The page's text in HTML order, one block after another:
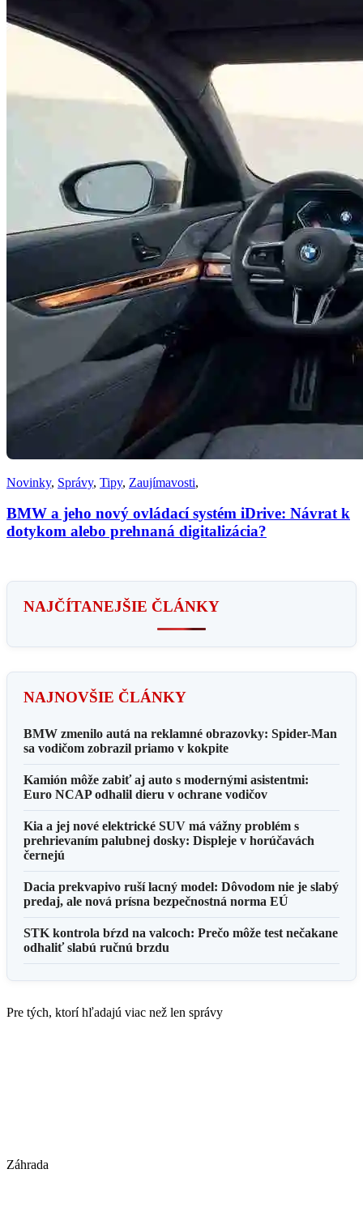
Novinky, Správy, Tipy, Zaujímavosti,
BMW a jeho nový ovládací systém iDrive: Návrat k
dotykom alebo prehnaná digitalizácia?
NAJČÍTANEJŠIE ČLÁNKY
NAJNOVŠIE ČLÁNKY
BMW zmenilo autá na reklamné obrazovky: Spider-Man
sa vodičom zobrazil priamo v kokpite
Kamión môže zabiť aj auto s modernými asistentmi:
Euro NCAP odhalil dieru v ochrane vodičov
Kia a jej nové elektrické SUV má vážny problém s
prehrievaním palubnej dosky: Displeje v horúčavách
černejú
Dacia prekvapivo ruší lacný model: Dôvodom nie je slabý
predaj, ale nová prísna bezpečnostná norma EÚ
STK kontrola bŕzd na valcoch: Prečo môže test nečakane
odhaliť slabú ručnú brzdu
Pre tých, ktorí hľadajú viac než len správy
Záhrada